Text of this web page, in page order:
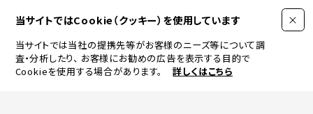
当サイトではCookie（クッキー）を使用しています
当サイトでは当社の提携先等がお客様のニーズ等について調
査・分析したり、 お客様にお勧めの広告を表示する目的で
Cookieを使用する場合があります。
詳しくはこちら